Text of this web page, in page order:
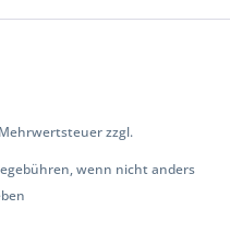
zzgl.
wenn nicht anders